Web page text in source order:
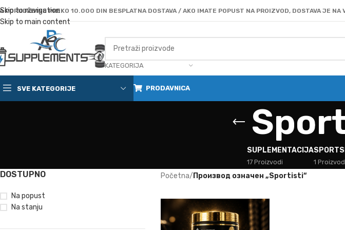
Skip to navigation
Skip to main content
PORUDŽBINE PREKO 10.000 DIN BESPLATNA DOSTAVA / AKO IMATE POPUST NA PROIZVOD, DOSTAVA JE
KATEGORIJA
SVE KATEGORIJE PRODAVNICA
SUPLEMENTACIJA
17 Proizvodi 1 Proizvod
DOSTUPNO
Na popust
Na stanju
Početna/ Производ oзначен „Sportisti“